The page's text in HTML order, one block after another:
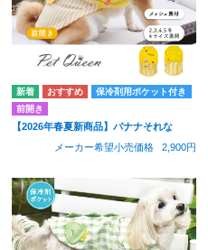
保冷剤用ポケット付き
前開き
【2026年春夏新商品】バナナそれな
メーカー希望小売価格
2,900円